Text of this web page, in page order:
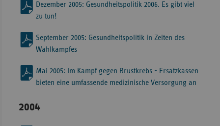
Dezember 2005: Gesundheitspolitik 2006. Es gibt viel
zu tun!
September 2005: Gesundheitspolitik in Zeiten des
Wahlkampfes
Mai 2005: Im Kampf gegen Brustkrebs - Ersatzkassen
bieten eine umfassende medizinische Versorgung an
2004